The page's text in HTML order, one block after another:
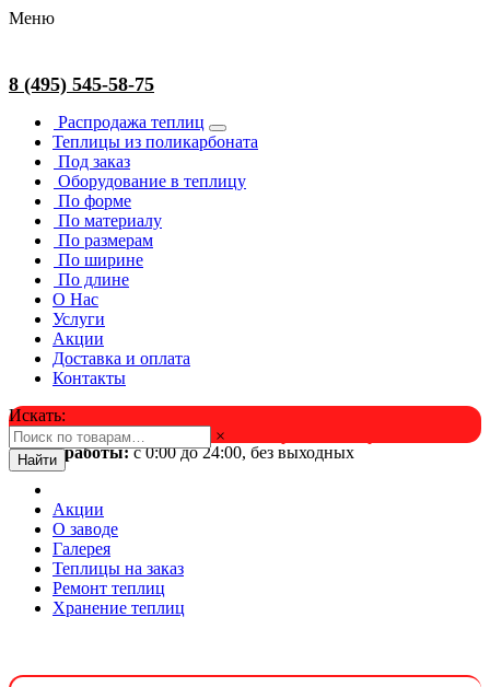
Меню
8 (495) 545-58-75
Распродажа теплиц
Теплицы из поликарбоната
Под заказ
Оборудование в теплицу
По форме
По материалу
По размерам
По ширине
По длине
О Нас
Услуги
Акции
Доставка и оплата
Контакты
Искать:
×
Найти
Успейте в августе! Скидка и подарок на выбор. Звоните!
Время работы:с 0:00 до 24:00, без выходных
Акции
О заводе
Галерея
Теплицы на заказ
Ремонт теплиц
Хранение теплиц